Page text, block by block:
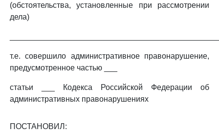
(обстоятельства, установленные при рассмотрении
дела)
т.е. совершило административное правонарушение,
предусмотренное частью ___
статьи ___ Кодекса Российской Федерации об
административных правонарушениях
ПОСТАНОВИЛ: